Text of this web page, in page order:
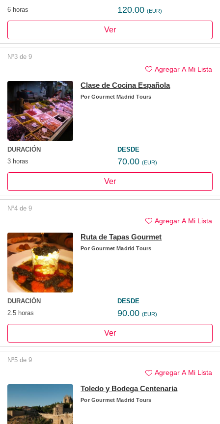
6 horas
120.00 (EUR)
Ver
Nº3 de 9
Agregar A Mi Lista
Clase de Cocina Española
PorGourmet Madrid Tours
DURACIÓN
3 horas
DESDE
70.00 (EUR)
Ver
Nº4 de 9
Agregar A Mi Lista
Ruta de Tapas Gourmet
PorGourmet Madrid Tours
DURACIÓN
2.5 horas
DESDE
90.00 (EUR)
Ver
Nº5 de 9
Agregar A Mi Lista
Toledo y Bodega Centenaria
PorGourmet Madrid Tours